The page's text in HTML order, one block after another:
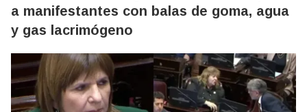
a manifestantes con balas de goma, agua
y gas lacrimógeno